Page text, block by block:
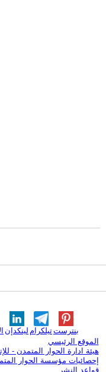
لينكدإن تيلكرامبنترست
الموقع الرئيسي
هيئة ادارة الحوار المتمدن -
إحصائيات مؤسسة الحوار
قواعد النشر